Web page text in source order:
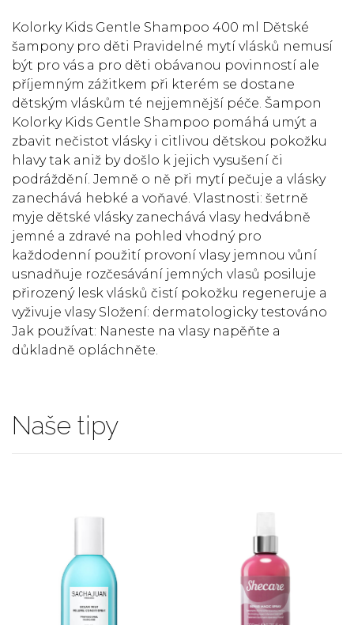
Kolorky Kids Gentle Shampoo 400 ml Dětské
šampony pro děti Pravidelné mytí vlásků nemusí
být pro vás a pro děti obávanou povinností ale
příjemným zážitkem při kterém se dostane
dětským vláskům té nejjemnější péče. Šampon
Kolorky Kids Gentle Shampoo pomáhá umýt a
zbavit nečistot vlásky i citlivou dětskou pokožku
hlavy tak aniž by došlo k jejich vysušení či
podráždění. Jemně o ně při mytí pečuje a vlásky
zanechává hebké a voňavé. Vlastnosti: šetrně
myje dětské vlásky zanechává vlasy hedvábně
jemné a zdravé na pohled vhodný pro
každodenní použití provoní vlasy jemnou vůní
usnadňuje rozčesávání jemných vlasů posiluje
přirozený lesk vlásků čistí pokožku regeneruje a
vyživuje vlasy Složení: dermatologicky testováno
Jak používat: Naneste na vlasy napěňte a
důkladně opláchněte.
Naše tipy